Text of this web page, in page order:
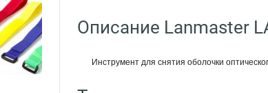
Описание Lanmaster
Инструмент для снятия оболочки